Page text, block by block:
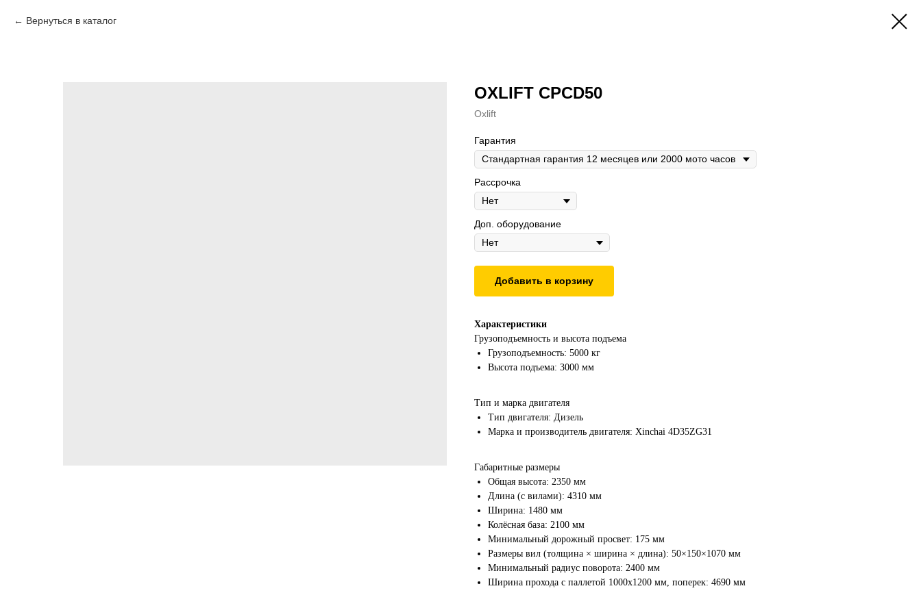
Вернуться в каталог
OXLIFT CPCD50
Oxlift
Гарантия
Рассрочка
Доп. оборудование
Добавить в корзину
Характеристики
Грузоподъемность и высота подъема
Грузоподъемность: 5000 кг
Высота подъема: 3000 мм
Тип и марка двигателя
Тип двигателя: Дизель
Марка и производитель двигателя: Xinchai 4D35ZG31
Габаритные размеры
Общая высота: 2350 мм
Длина (с вилами): 4310 мм
Ширина: 1480 мм
Колёсная база: 2100 мм
Минимальный дорожный просвет: 175 мм
Размеры вил (толщина × ширина × длина): 50×150×1070 мм
Минимальный радиус поворота: 2400 мм
Ширина прохода с паллетой 1000х1200 мм, поперек: 4690 мм